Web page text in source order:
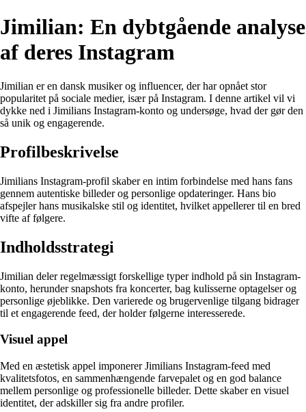
Jimilian: En dybtgående analyse
af deres Instagram
Jimilian er en dansk musiker og influencer, der har opnået stor
popularitet på sociale medier, især på Instagram. I denne artikel vil vi
dykke ned i Jimilians Instagram-konto og undersøge, hvad der gør den
så unik og engagerende.
Profilbeskrivelse
Jimilians Instagram-profil skaber en intim forbindelse med hans fans
gennem autentiske billeder og personlige opdateringer. Hans bio
afspejler hans musikalske stil og identitet, hvilket appellerer til en bred
vifte af følgere.
Indholdsstrategi
Jimilian deler regelmæssigt forskellige typer indhold på sin Instagram-
konto, herunder snapshots fra koncerter, bag kulisserne optagelser og
personlige øjeblikke. Den varierede og brugervenlige tilgang bidrager
til et engagerende feed, der holder følgerne interesserede.
Visuel appel
Med en æstetisk appel imponerer Jimilians Instagram-feed med
kvalitetsfotos, en sammenhængende farvepalet og en god balance
mellem personlige og professionelle billeder. Dette skaber en visuel
identitet, der adskiller sig fra andre profiler.